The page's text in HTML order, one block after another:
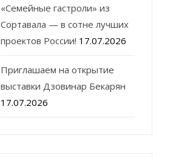
«Семейные гастроли» из
Сортавала — в сотне лучших
проектов России! 17.07.2026
Приглашаем на открытие
выставки Дзовинар Бекарян
17.07.2026